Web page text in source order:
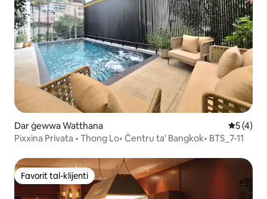
Dar ġewwa Watthana Rating
5 (4)
Pixxina Privata • Thong Lo• Ċentru ta' Bangkok• BTS_7-11
Favorit tal-klijenti
Favorit tal-klijenti